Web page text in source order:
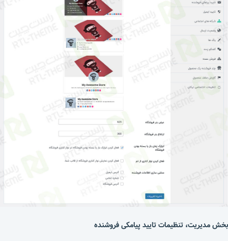
بخش مدیریت، تنظیمات تایید پیامکی فروشنده